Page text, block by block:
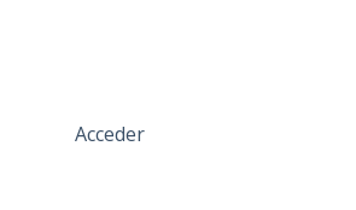
Acceder